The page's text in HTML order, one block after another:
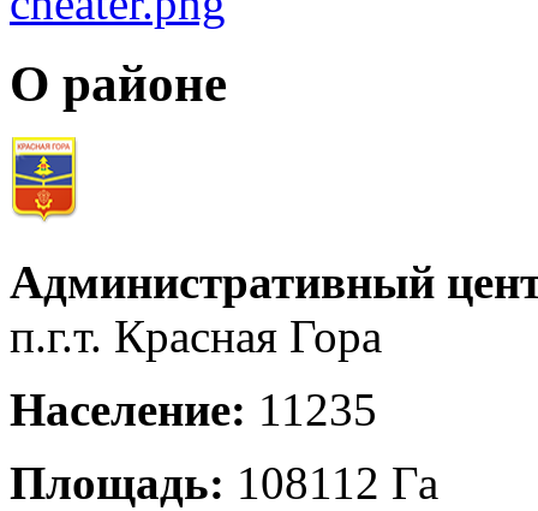
О районе
Административный
п.г.т. Красная Гора
Население: 11235
Площадь: 108112 Га